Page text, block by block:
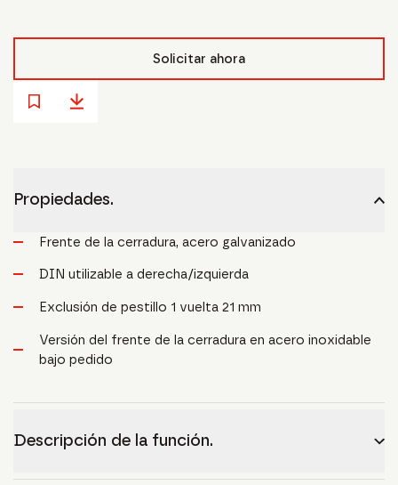
Solicitar ahora
Propiedades.
Frente de la cerradura, acero galvanizado
DIN utilizable a derecha/izquierda
Exclusión de pestillo 1 vuelta 21 mm
Versión del frente de la cerradura en acero inoxidable
bajo pedido
Descripción de la función.